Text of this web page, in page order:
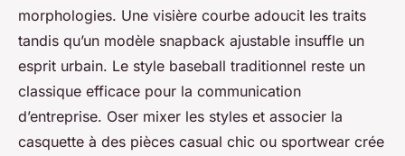
morphologies. Une visière courbe adoucit les traits
tandis qu’un modèle snapback ajustable insuffle un
esprit urbain. Le style baseball traditionnel reste un
classique efficace pour la communication
d’entreprise. Oser mixer les styles et associer la
casquette à des pièces casual chic ou sportwear crée